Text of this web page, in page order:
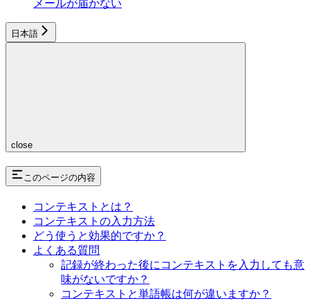
メールが届かない
日本語
close
このページの内容
コンテキストとは？
コンテキストの入力方法
どう使うと効果的ですか？
よくある質問
記録が終わった後にコンテキストを入力しても意
味がないですか？
コンテキストと単語帳は何が違いますか？